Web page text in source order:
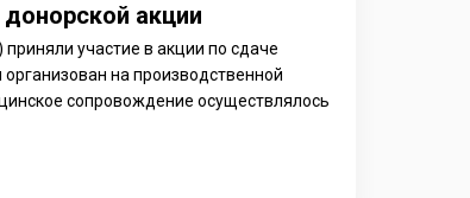
акции
участие в акции по сдаче
на производственной
сопровождение осуществлялось